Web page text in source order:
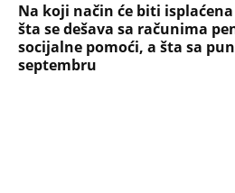
Na koji način će biti
šta se dešava sa računima
socijalne pomoći, a šta sa
septembru